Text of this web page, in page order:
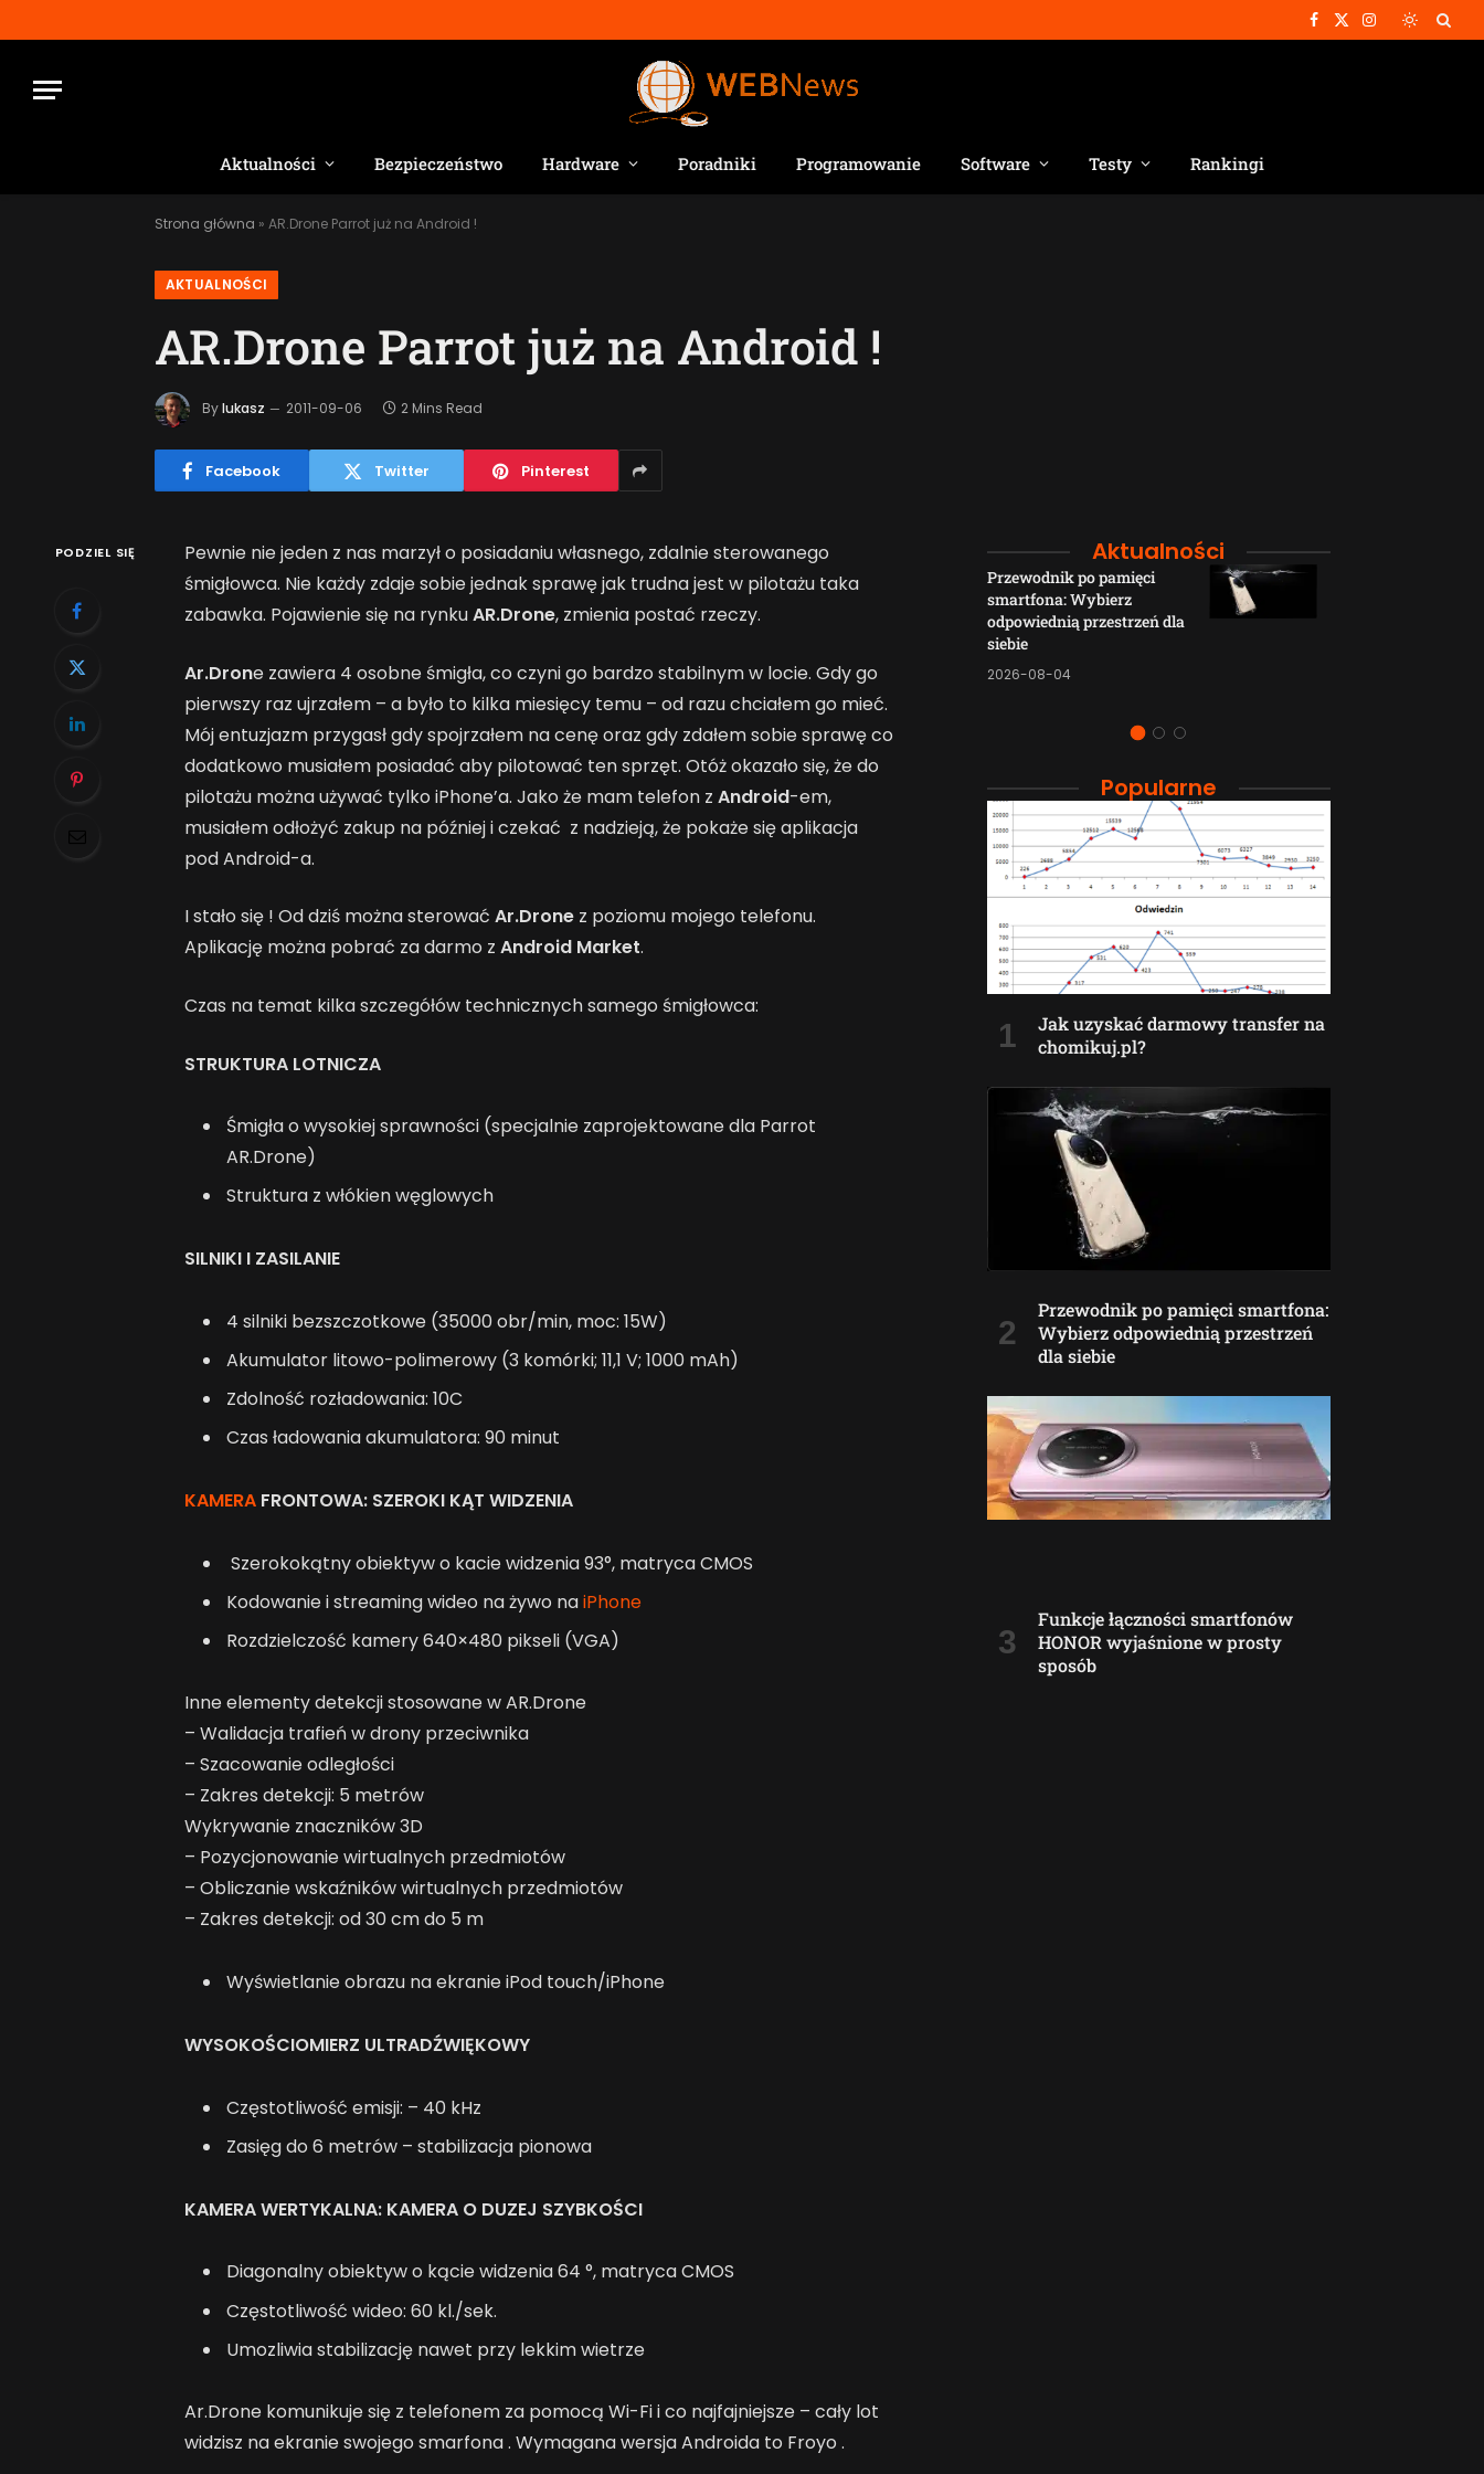
Facebook
X
Instagram
Aktualności Bezpieczeństwo Hardware Poradniki Programowanie Software Testy Rankingi
Strona główna » AR.Drone Parrot już na Android !
AKTUALNOŚCI
AR.Drone Parrot już na Android !
By lukasz 2011-09-06 2 Mins Read
Facebook Twitter Pinterest
PODZIEL SIĘ
Pewnie nie jeden z nas marzył o posiadaniu własnego, zdalnie sterowanego
śmigłowca. Nie każdy zdaje sobie jednak sprawę jak trudna jest w pilotażu taka
zabawka. Pojawienie się na rynkuAR.Drone, zmienia postać rzeczy.
Ar.Drone zawiera 4 osobne śmigła, co czyni go bardzo stabilnym w locie. Gdy go
pierwszy raz ujrzałem – a było to kilka miesięcy temu – od razu chciałem go mieć.
Mój entuzjazm przygasł gdy spojrzałem na cenę oraz gdy zdałem sobie sprawę co
dodatkowo musiałem posiadać aby pilotować ten sprzęt. Otóż okazało się, że do
pilotażu można używać tylko iPhone’a. Jako że mam telefon z Android-em,
musiałem odłożyć zakup na później i czekać z nadzieją, że pokaże się aplikacja
pod Android-a.
I stało się ! Od dziś można sterować Ar.Dronez poziomu mojego telefonu.
Aplikację można pobrać za darmo z Android Market.
Czas na temat kilka szczegółów technicznych samego śmigłowca:
STRUKTURA LOTNICZA
Śmigła o wysokiej sprawności (specjalnie zaprojektowane dla Parrot
AR.Drone)
Struktura z włókien węglowych
SILNIKI I ZASILANIE
4 silniki bezszczotkowe (35000 obr/min, moc: 15W)
Akumulator litowo-polimerowy (3 komórki; 11,1 V; 1000 mAh)
Zdolność rozładowania: 10C
Czas ładowania akumulatora: 90 minut
KAMERAFRONTOWA: SZEROKI KĄT WIDZENIA
Szerokokątny obiektyw o kacie widzenia 93°, matryca CMOS
Kodowanie i streaming wideo na żywo naiPhone
Rozdzielczość kamery 640×480 pikseli (VGA)
Inne elementy detekcji stosowane w AR.Drone
– Walidacja trafień w drony przeciwnika
– Szacowanie odległości
– Zakres detekcji: 5 metrów
Wykrywanie znaczników 3D
– Pozycjonowanie wirtualnych przedmiotów
– Obliczanie wskaźników wirtualnych przedmiotów
– Zakres detekcji: od 30 cm do 5 m
Wyświetlanie obrazu na ekranie iPod touch/iPhone
WYSOKOŚCIOMIERZ ULTRADŹWIĘKOWY
Częstotliwość emisji: – 40 kHz
Zasięg do 6 metrów – stabilizacja pionowa
KAMERA WERTYKALNA: KAMERA O DUZEJ SZYBKOŚCI
Diagonalny obiektyw o kącie widzenia 64 °, matryca CMOS
Częstotliwość wideo: 60 kl./sek.
Umozliwia stabilizację nawet przy lekkim wietrze
Ar.Drone komunikuje się z telefonem za pomocą Wi-Fi i co najfajniejsze – cały lot
widzisz na ekranie swojego smarfona . Wymagana wersja Androida to Froyo .
Aktualności
Jak AI zmienia e-
commerce?
2026-04-27
Przewodnik po pamięci
smartfona: Wybierz
odpowiednią przestrzeń dla
siebie
2026-08-04
Popularne
Jak uzyskać darmowy transfer na
chomikuj.pl?
Przewodnik po pamięci smartfona:
Wybierz odpowiednią przestrzeń
dla siebie
Funkcje łączności smartfonów
HONOR wyjaśnione w prosty
sposób